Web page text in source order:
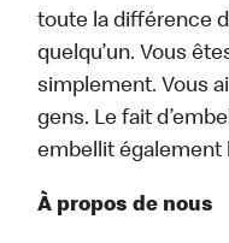
toute la différence
quelqu’un. Vous
simplement. Vous
gens. Le fait
embellit également
À propos de nous